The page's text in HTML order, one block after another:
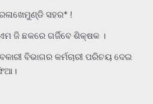
ସହର* !
ଜି ଛକରେ ଗର୍ଜିବେ ଶିକ୍ଷକ ।
ବିଭାଗର କର୍ମଚାରୀ ପରିଚୟ ଦେଇ